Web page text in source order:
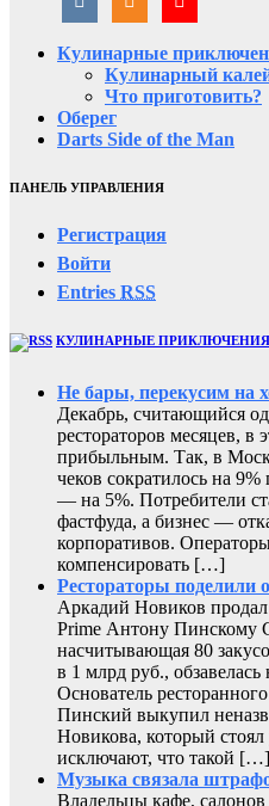
Кулинарные
Кулинарный
Что приготовить?
Оберег
Darts Side of the Man
ПАНЕЛЬ УПРАВЛЕНИЯ
Регистрация
Войти
Entries RSS
КУЛИНАРНЫЕ ПРИКЛЮЧЕНИЯ
Не бары, перекусим на
Декабрь, считающийся
рестораторов месяцев, в
прибыльным. Так, в
чеков сократилось на
— на 5%. Потребители
фастфуда, а бизнес —
корпоративов.
компенсировать […]
Рестораторы поделили
Аркадий Новиков продал
Prime Антону Пинскому
насчитывающая 80
в 1 млрд руб.,
Основатель
Пинский выкупил
Новикова, который
исключают, что такой […]
Музыка связала
Владельцы кафе,